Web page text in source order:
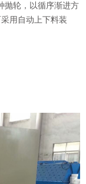
抛轮，以循序渐进方
用自动上下料装